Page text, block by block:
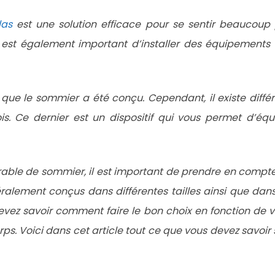
est une solution efficace pour se sentir
également important d’installer des
le sommier a été conçu. Cependant, il existe
Ce dernier est un dispositif qui vous permet
de sommier, il est important de prendre en
conçus dans différentes tailles ainsi que
savoir comment faire le bon choix en fonction de
Voici dans cet article tout ce que vous devez savoir